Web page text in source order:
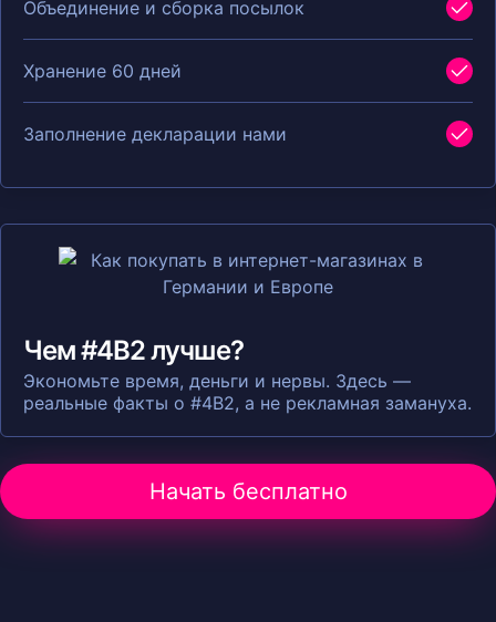
Объединение и сборка посылок
Хранение 60 дней
Заполнение декларации нами
Чем #4B2 лучше?
Экономьте время, деньги и нервы. Здесь —
реальные факты о #4B2, а не рекламная замануха.
Начать бесплатно